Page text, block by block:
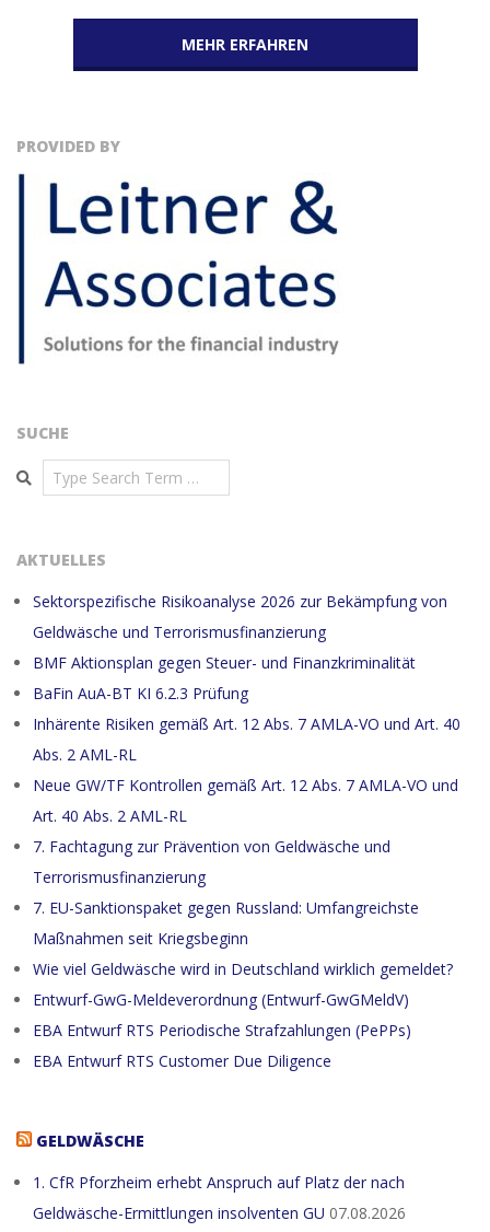
MEHR ERFAHREN
PROVIDED BY
SUCHE
Search
AKTUELLES
Sektorspezifische Risikoanalyse 2026 zur Bekämpfung von
Geldwäsche und Terrorismusfinanzierung
BMF Aktionsplan gegen Steuer- und Finanzkriminalität
BaFin AuA-BT KI 6.2.3 Prüfung
Inhärente Risiken gemäß Art. 12 Abs. 7 AMLA-VO und Art. 40
Abs. 2 AML-RL
Neue GW/TF Kontrollen gemäß Art. 12 Abs. 7 AMLA-VO und
Art. 40 Abs. 2 AML-RL
7. Fachtagung zur Prävention von Geldwäsche und
Terrorismusfinanzierung
7. EU-Sanktionspaket gegen Russland: Umfangreichste
Maßnahmen seit Kriegsbeginn
Wie viel Geldwäsche wird in Deutschland wirklich gemeldet?
Entwurf-GwG-Meldeverordnung (Entwurf-GwGMeldV)
EBA Entwurf RTS Periodische Strafzahlungen (PePPs)
EBA Entwurf RTS Customer Due Diligence
GELDWÄSCHE
1. CfR Pforzheim erhebt Anspruch auf Platz der nach
Geldwäsche-Ermittlungen insolventen GU 07.08.2026